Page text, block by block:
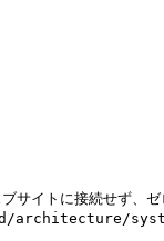
イトに接続せず、
architecture/